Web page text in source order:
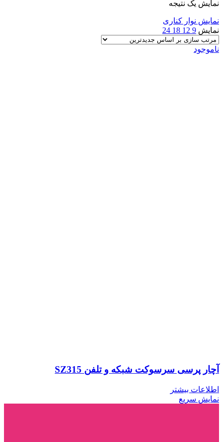
نمایش یک نتیجه
نمایش نوار کناری
نمایش 9
12
18
24
ناموجود
آچار پرسی سرسوکت شبکه و تلفن SZ315
اطلاعات بیشتر
نمایش سریع